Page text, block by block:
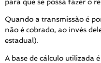
para que se possa fazer o
Quando a transmissão é
não é cobrado, ao invés
estadual).
A base de cálculo utilizada